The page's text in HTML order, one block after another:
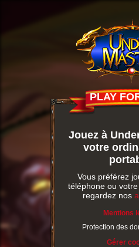
PLAY
Jouez à
votre
Vous préférez
téléphone ou votre
regardez nos
Mentions
Protection des
Gérer